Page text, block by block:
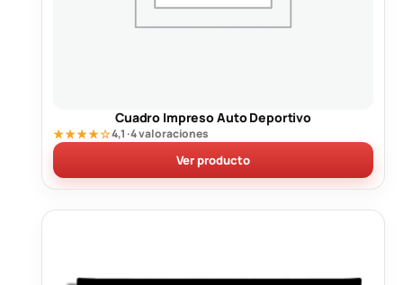
Cuadro Impreso Auto Deportivo
★★★★☆4,1 · 4 valoraciones
Ver producto